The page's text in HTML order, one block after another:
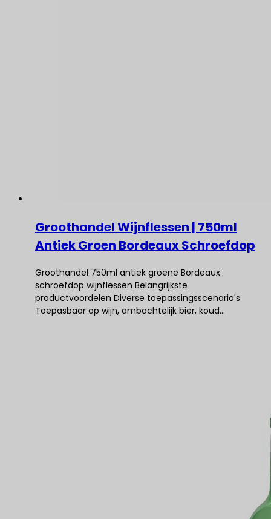
Groothandel Wijnflessen | 750ml
Antiek Groen Bordeaux Schroefdop
Groothandel 750ml antiek groene Bordeaux
schroefdop wijnflessen Belangrijkste
productvoordelen Diverse toepassingsscenario's
Toepasbaar op wijn, ambachtelijk bier, koud...